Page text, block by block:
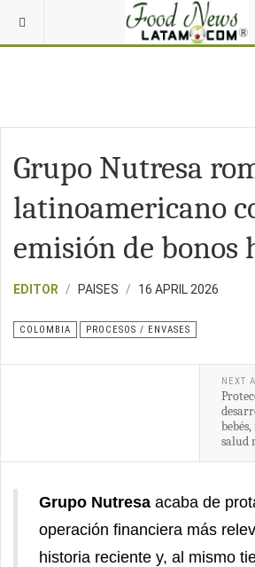
Grupo Nutresa
latinoamericano
emisión de bonos
EDITOR PAISES 16 APRIL 2026
COLOMBIA PROCESOS / ENVASES
NEXT
salud
Grupo Nutresa acaba de
operación financiera más
historia reciente y, al mismo